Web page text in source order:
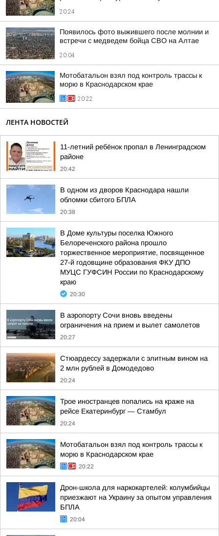
20:24
Появилось фото выжившего после молнии и
встречи с медведем бойца СВО на Алтае
20:04
Мотобатальон взял под контроль трассы к
морю в Краснодарском крае
20:22
ЛЕНТА НОВОСТЕЙ
11-летний ребёнок пропал в Ленинградском
районе
20:42
В одном из дворов Краснодара нашли
обломки сбитого БПЛА
20:38
В Доме культуры поселка Южного
Белореченского района прошло
торжественное мероприятие, посвященное
27-й годовщине образования ФКУ ДПО
МУЦС ГУФСИН России по Краснодарскому
краю
20:30
В аэропорту Сочи вновь введены
ограничения на прием и вылет самолетов
20:27
Стюардессу задержали с элитным вином на
2 млн рублей в Домодедово
20:24
Трое иностранцев попались на краже на
рейсе Екатеринбург — Стамбул
20:24
Мотобатальон взял под контроль трассы к
морю в Краснодарском крае
20:22
Дрон-школа для наркокартелей: колумбийцы
приезжают на Украину за опытом управления
БПЛА
20:04